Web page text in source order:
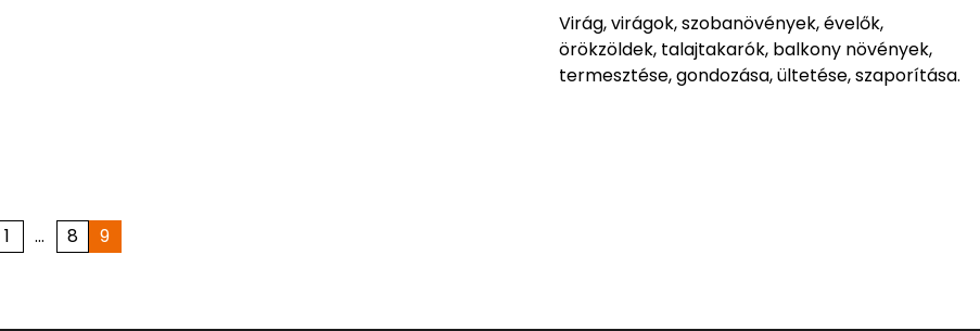
1 … 8 9
Virág, virágok, szobanövények, évelők,
örökzöldek, talajtakarók, balkony növények,
termesztése, gondozása, ültetése, szaporítása.